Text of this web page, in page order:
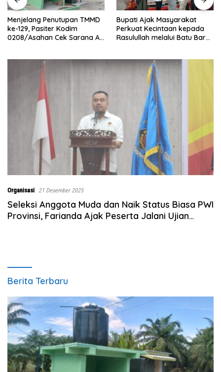
Bupati Ajak Masyarakat
Perkuat Kecintaan kepada
Rasulullah melalui Batu Bara
Abaikan Hari Libur, Pasiter
Kodim 0208/Asahan Kontrol
Renovasi MCK Mushollah Al
Organisasi 21 Desember 2025
Seleksi Anggota Muda dan Naik Status Biasa PWI
Provinsi, Farianda Ajak Peserta Jalani Ujian
Berita Terbaru